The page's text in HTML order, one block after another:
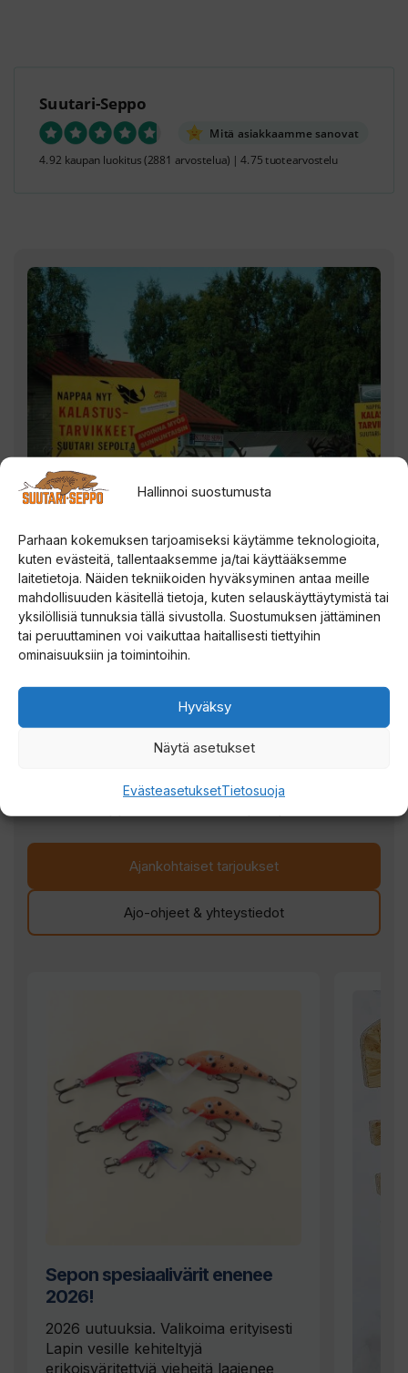
Hallinnoi suostumusta
Parhaan kokemuksen tarjoamiseksi käytämme teknologioita,
kuten evästeitä, tallentaaksemme ja/tai käyttääksemme
laitetietoja. Näiden tekniikoiden hyväksyminen antaa meille
mahdollisuuden käsitellä tietoja, kuten selauskäyttäytymistä tai
yksilöllisiä tunnuksia tällä sivustolla. Suostumuksen jättäminen
tai peruuttaminen voi vaikuttaa haitallisesti tiettyihin
ominaisuuksiin ja toimintoihin.
Hyväksy
Näytä asetukset
EvästeasetuksetTietosuoja
Suutari-Seppo
Mitä asiakkaamme sanovat
4.92 kaupan luokitus(2881 arvostelua) |4.75 tuotearvostelu
IVALON SEITSEMÄS IHME
KALASTUSTARVIKEMYYMÄLÄ
IVALOSSA
Ma-Pe 9-19 | La 9-17 | Su 11-17
Ivalon erikoismyymälämme on suoranainen
nähtävyys, jonne poikkeamista ei sovi Lapin-
reissulla jättää väliin. Valikoima on mahoton ja
Ajankohtaiset tarjoukset
Ajo-ohjeet & yhteystiedot
Sepon spesiaalivärit enenee
2026!
2026 uutuuksia. Valikoima erityisesti
Lapin vesille kehiteltyjä
erikoisväritettyjä vieheitä laajenee